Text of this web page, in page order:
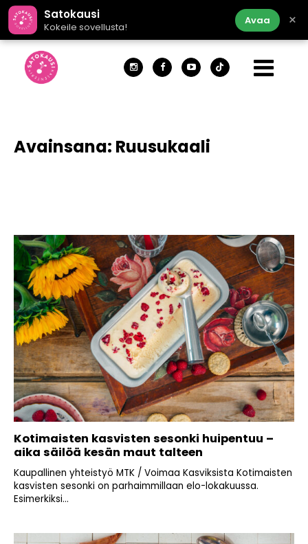
Satokausi
Kokeile sovellusta!
Avaa ×
Avainsana: Ruusukaali
Kotimaisten kasvisten sesonki huipentuu –
aika säilöä kesän maut talteen
Kaupallinen yhteistyö MTK / Voimaa Kasviksista Kotimaisten
kasvisten sesonki on parhaimmillaan elo-lokakuussa.
Esimerkiksi...